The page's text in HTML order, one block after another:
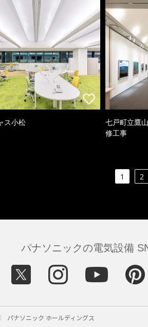
ス小松
七戸町立鷹
修工事
1 2
パナソニックの電気設備
パナソニック ホールディングス